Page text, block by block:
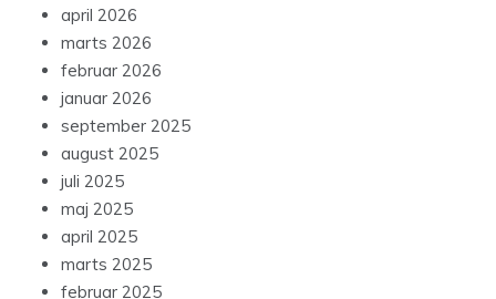
april 2026
marts 2026
februar 2026
januar 2026
september 2025
august 2025
juli 2025
maj 2025
april 2025
marts 2025
februar 2025